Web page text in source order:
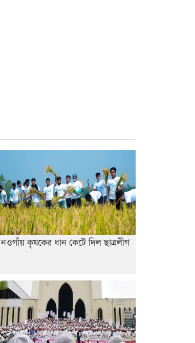
নওগাঁয় কৃষকের ধান কেটে দিল ছাত্রলীগ